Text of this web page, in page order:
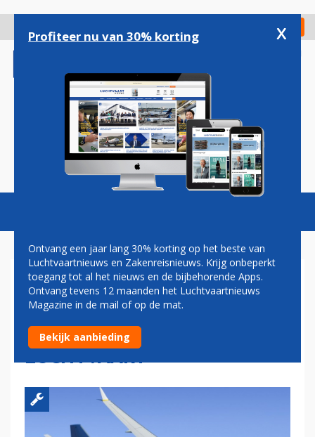
gaan
Check in
Magazine Podcasts Vacatures
BOEING: LOW COST CARRIERS
EN TOERISME DRIJVERS
ACHTER GROEI EUROPESE
LUCHTVAART
Profiteer nu van 30% korting x
Ontvang een jaar lang 30% korting op het beste van
Luchtvaartnieuws en Zakenreisnieuws. Krijg onbeperkt
toegang tot al het nieuws en de bijbehorende Apps.
Ontvang tevens 12 maanden het Luchtvaartnieuws
Magazine in de mail of op de mat.
Bekijk aanbieding